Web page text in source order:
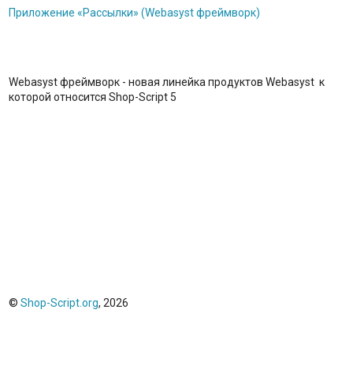
Приложение «Рассылки» (Webasyst фреймворк)
Webasyst фреймворк - новая линейка продуктов Webasyst к
которой относится Shop-Script 5
© Shop-Script.org, 2026